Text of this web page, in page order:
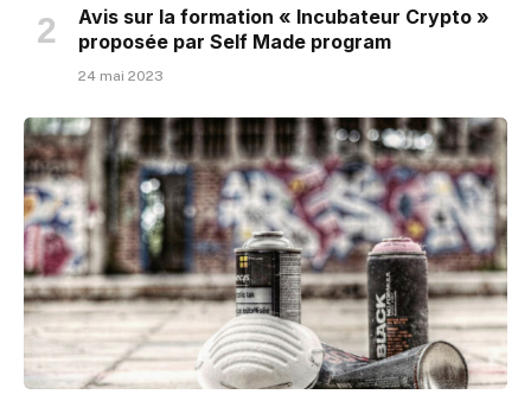
Avis sur la formation « Incubateur Crypto »
proposée par Self Made program
24 mai 2023